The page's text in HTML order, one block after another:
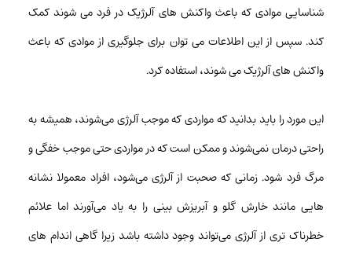
شناسایی موادی که باعث واکنش های آلرژیک در فرد می شوند کمک
کند. سپس از این اطلاعات می توان برای جلوگیری از موادی که باعث
واکنش های آلرژیک می شوند، استفاده کرد.
این مورد را باید بدانید که مواردی که موجب آلرژی می‌شوند، همیشه به
راحتی درمان نمی‌شوند و ممکن است که در مواردی حتی موجب خفگی و
مرگ فرد شود. زمانی که صحبت از آلرژی می‌شود، افراد معمولا نشانه
هایی مانند خارش گلو و آبریزش بینی را به یاد می‌آورند اما علائم
خطرناک تری از آلرژی می‌تواند وجود داشته باشد زیرا گاهی اندام های